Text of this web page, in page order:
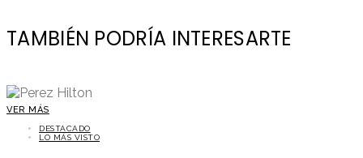
TAMBIÉN PODRÍA INTERESARTE
VER MÁS
DESTACADO
LO MÁS VISTO